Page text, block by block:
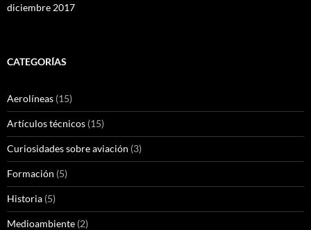
diciembre 2017
CATEGORÍAS
Aerolíneas (15)
Artículos técnicos (15)
Curiosidades sobre aviación (3)
Formación (5)
Historia (5)
Medioambiente (2)